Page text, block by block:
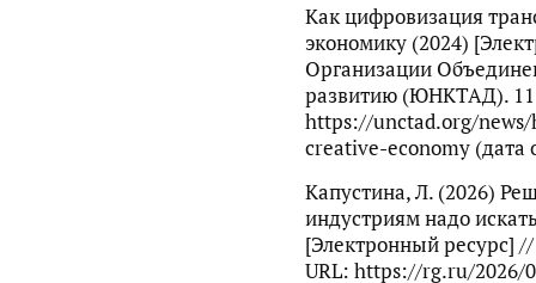
Как цифровизация
экономику (2024)
Организации
развитию (ЮНКТАД). 11
https://unctad.org/
creative-economy (дата
Капустина, Л. (2026)
индустриям надо
[Электронный ресурс] //
URL: https://rg.ru/2026/